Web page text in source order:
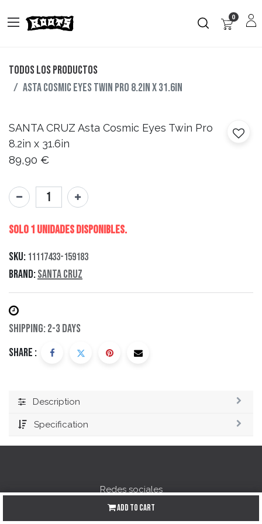
0
Todos los productos
Asta Cosmic Eyes Twin Pro 8.2in x 31.6in
SANTA CRUZ Asta Cosmic Eyes Twin Pro
8.2in x 31.6in
89,90 €
Add to Cart
Solo 1 Unidades disponibles.
SKU: 11117433-159183
Brand:Santa Cruz
Shipping: 2-3 Days
Share :
Description
Specification
Redes sociales
Instagram